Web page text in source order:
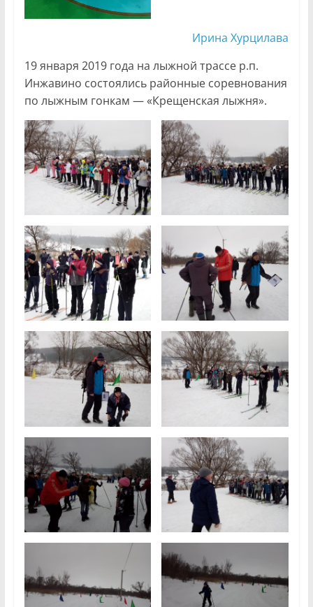
Ирина Хурцилава
19 января 2019 года на лыжной трассе р.п.
Инжавино состоялись районные соревнования
по лыжным гонкам — «Крещенская лыжня».